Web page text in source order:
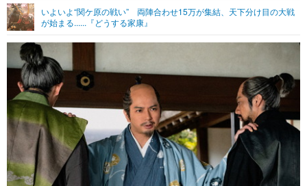
ショッピング その他
いよいよ“関ケ原の戦い” 両陣合わせ15万が集結、天下分け目の大戦
が始まる......『どうする家康』